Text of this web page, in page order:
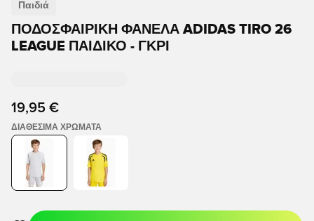
Παιδιά
ΠΟΔΟΣΦΑΙΡΙΚΉ ΦΑΝΈΛΑ ADIDAS TIRO 26
LEAGUE ΠΑΙΔΙΚΌ - ΓΚΡΊ
19,95 €
ΔΙΑΘΈΣΙΜΑ ΧΡΏΜΑΤΑ